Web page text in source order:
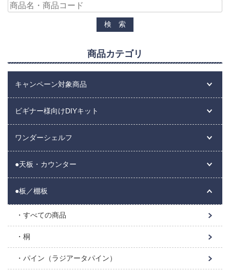
商品カテゴリ
キャンペーン対象商品
ビギナー様向けDIYキット
ワンダーシェルフ
●天板・カウンター
●板／棚板
すべての商品
桐
パイン（ラジアータパイン）